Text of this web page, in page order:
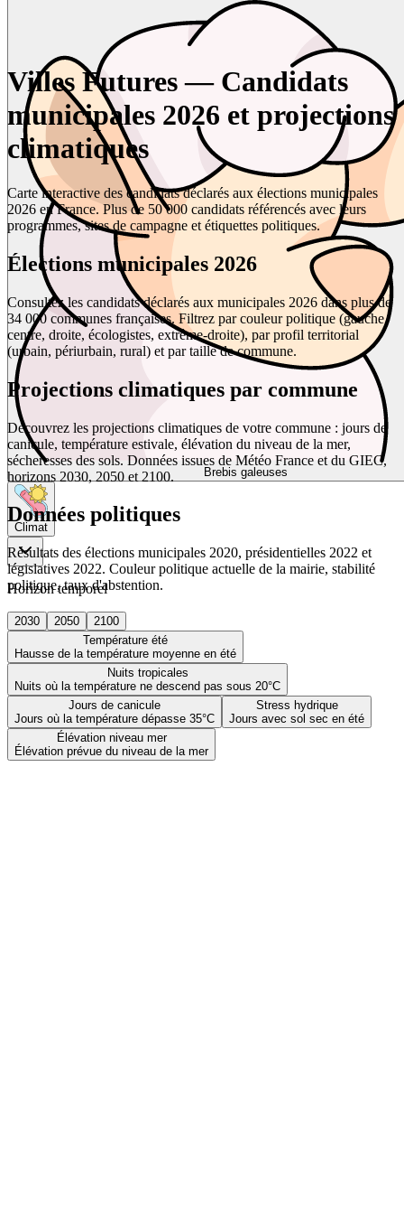
Brebis galeuses
Climat
Horizon temporel
2030 2050
2100
Température été
Hausse de la température moyenne en été
Nuits tropicales
Nuits où la température ne descend pas sous 20°C
Jours de canicule
Jours où la température dépasse 35°C
Stress hydrique
Jours avec sol sec en été
Élévation niveau mer
Élévation prévue du niveau de la mer
Villes Futures — Candidats
municipales 2026 et projections
climatiques
Carte interactive des candidats déclarés aux élections municipales
2026 en France. Plus de 50 000 candidats référencés avec leurs
programmes, sites de campagne et étiquettes politiques.
Élections municipales 2026
Consultez les candidats déclarés aux municipales 2026 dans plus de
34 000 communes françaises. Filtrez par couleur politique (gauche,
centre, droite, écologistes, extrême-droite), par profil territorial
(urbain, périurbain, rural) et par taille de commune.
Projections climatiques par commune
Découvrez les projections climatiques de votre commune : jours de
canicule, température estivale, élévation du niveau de la mer,
sécheresses des sols. Données issues de Météo France et du GIEC,
horizons 2030, 2050 et 2100.
Données politiques
Résultats des élections municipales 2020, présidentielles 2022 et
législatives 2022. Couleur politique actuelle de la mairie, stabilité
politique, taux d'abstention.